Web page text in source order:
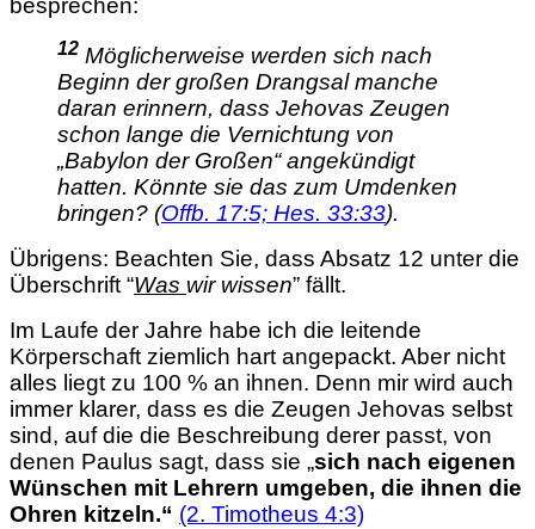
besprechen:
12 Möglicherweise werden sich nach
Beginn der großen Drangsal manche
daran erinnern, dass Jehovas Zeugen
schon lange die Vernichtung von
„Babylon der Großen“ angekündigt
hatten. Könnte sie das zum Umdenken
bringen? (Offb. 17:5; Hes. 33:33).
Übrigens: Beachten Sie, dass Absatz 12 unter die
Überschrift “Was wir wissen” fällt.
Im Laufe der Jahre habe ich die leitende
Körperschaft ziemlich hart angepackt. Aber nicht
alles liegt zu 100 % an ihnen. Denn mir wird auch
immer klarer, dass es die Zeugen Jehovas selbst
sind, auf die die Beschreibung derer passt, von
denen Paulus sagt, dass sie „sich nach eigenen
Wünschen mit Lehrern umgeben, die ihnen die
Ohren kitzeln.“ (2. Timotheus 4:3)